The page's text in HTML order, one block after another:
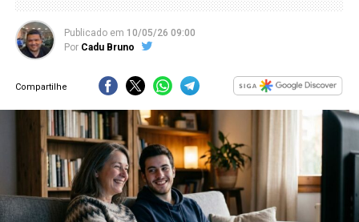
Publicado em 10/05/26 09:00
Por Cadu Bruno
Compartilhe